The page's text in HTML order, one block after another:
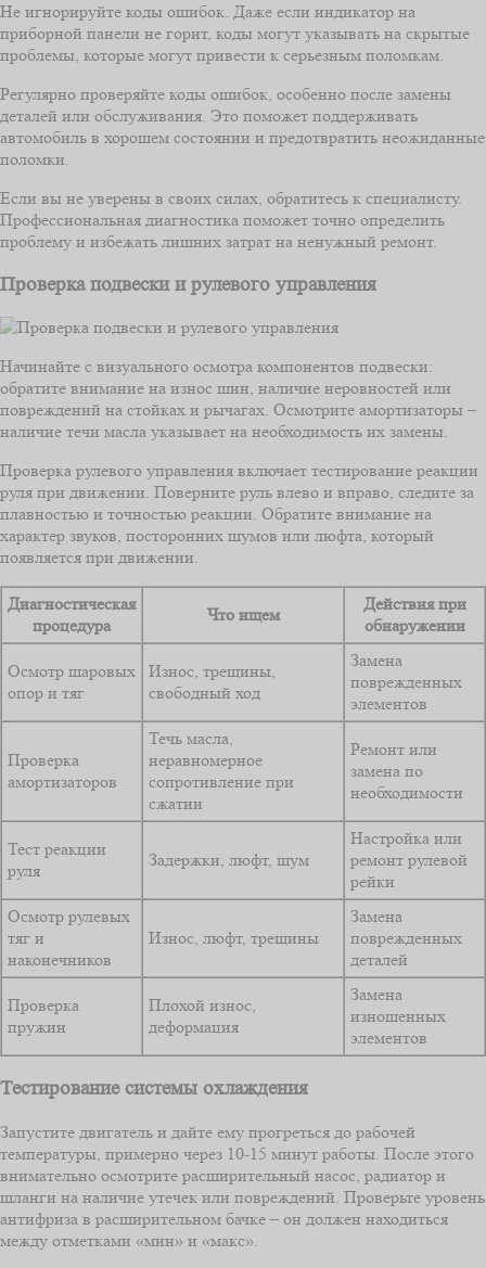
Не игнорируйте коды ошибок. Даже если индикатор на
приборной панели не горит, коды могут указывать на скрытые
проблемы, которые могут привести к серьезным поломкам.
Регулярно проверяйте коды ошибок, особенно после замены
деталей или обслуживания. Это поможет поддерживать
автомобиль в хорошем состоянии и предотвратить неожиданные
поломки.
Если вы не уверены в своих силах, обратитесь к специалисту.
Профессиональная диагностика поможет точно определить
проблему и избежать лишних затрат на ненужный ремонт.
Проверка подвески и рулевого управления
Начинайте с визуального осмотра компонентов подвески:
обратите внимание на износ шин, наличие неровностей или
повреждений на стойках и рычагах. Осмотрите амортизаторы –
наличие течи масла указывает на необходимость их замены.
Проверка рулевого управления включает тестирование реакции
руля при движении. Поверните руль влево и вправо, следите за
плавностью и точностью реакции. Обратите внимание на
характер звуков, посторонних шумов или люфта, который
появляется при движении.
Диагностическая
процедура
Что ищем
Действия при
обнаружении
Осмотр шаровых
опор и тяг
Износ, трещины,
свободный ход
Замена
поврежденных
элементов
Проверка
амортизаторов
Течь масла,
неравномерное
сопротивление при
сжатии
Ремонт или
замена по
необходимости
Тест реакции
руля
Задержки, люфт, шум
Настройка или
ремонт рулевой
рейки
Осмотр рулевых
тяг и
наконечников
Износ, люфт, трещины
Замена
поврежденных
деталей
Проверка
пружин
Плохой износ,
деформация
Замена
изношенных
элементов
Тестирование системы охлаждения
Запустите двигатель и дайте ему прогреться до рабочей
температуры, примерно через 10-15 минут работы. После этого
внимательно осмотрите расширительный насос, радиатор и
шланги на наличие утечек или повреждений. Проверьте уровень
антифриза в расширительном бачке – он должен находиться
между отметками «мин» и «макс».